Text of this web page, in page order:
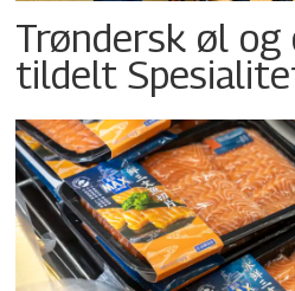
Trøndersk øl
tildelt